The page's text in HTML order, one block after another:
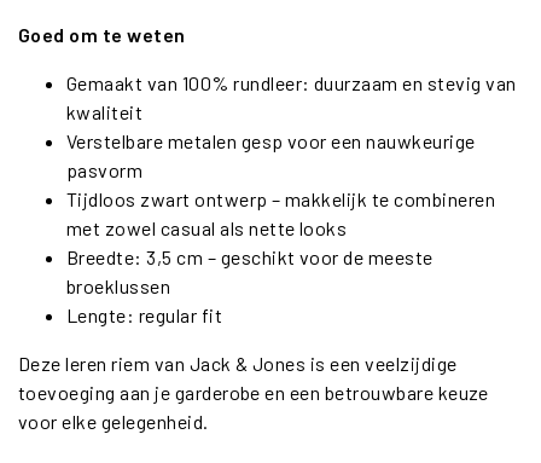
Goed om te weten
Gemaakt van 100% rundleer: duurzaam en stevig van
kwaliteit
Verstelbare metalen gesp voor een nauwkeurige
pasvorm
Tijdloos zwart ontwerp – makkelijk te combineren
met zowel casual als nette looks
Breedte: 3,5 cm – geschikt voor de meeste
broeklussen
Lengte: regular fit
Deze leren riem van Jack & Jones is een veelzijdige
toevoeging aan je garderobe en een betrouwbare keuze
voor elke gelegenheid.